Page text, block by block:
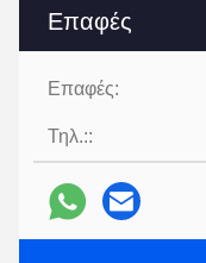
Επαφές
Επαφές:
Τηλ.::